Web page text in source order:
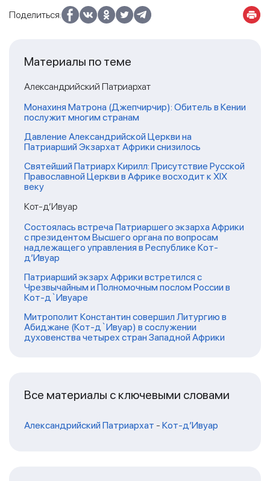
Поделиться:
Материалы по теме
Александрийский Патриархат
Монахиня Матрона (Джепчирчир): Обитель в Кении
послужит многим странам
Давление Александрийской Церкви на
Патриарший Экзархат Африки снизилось
Святейший Патриарх Кирилл: Присутствие Русской
Православной Церкви в Африке восходит к XIX
веку
Кот-д’Ивуар
Состоялась встреча Патриаршего экзарха Африки
с президентом Высшего органа по вопросам
надлежащего управления в Республике Кот-
д’Ивуар
Патриарший экзарх Африки встретился с
Чрезвычайным и Полномочным послом России в
Кот-д`Ивуаре
Митрополит Константин совершил Литургию в
Абиджане (Кот-д`Ивуар) в сослужении
духовенства четырех стран Западной Африки
Все материалы с ключевыми словами
Александрийский Патриархат - Кот-д’Ивуар